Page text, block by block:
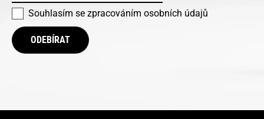
Souhlasím se zpracováním osobních údajů
ODEBÍRAT